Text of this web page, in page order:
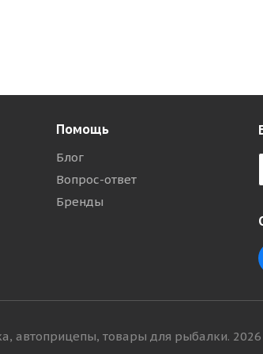
Помощь
Блог
Вопрос-ответ
Бренды
автоприцепы, товары для рыбалки. 2026